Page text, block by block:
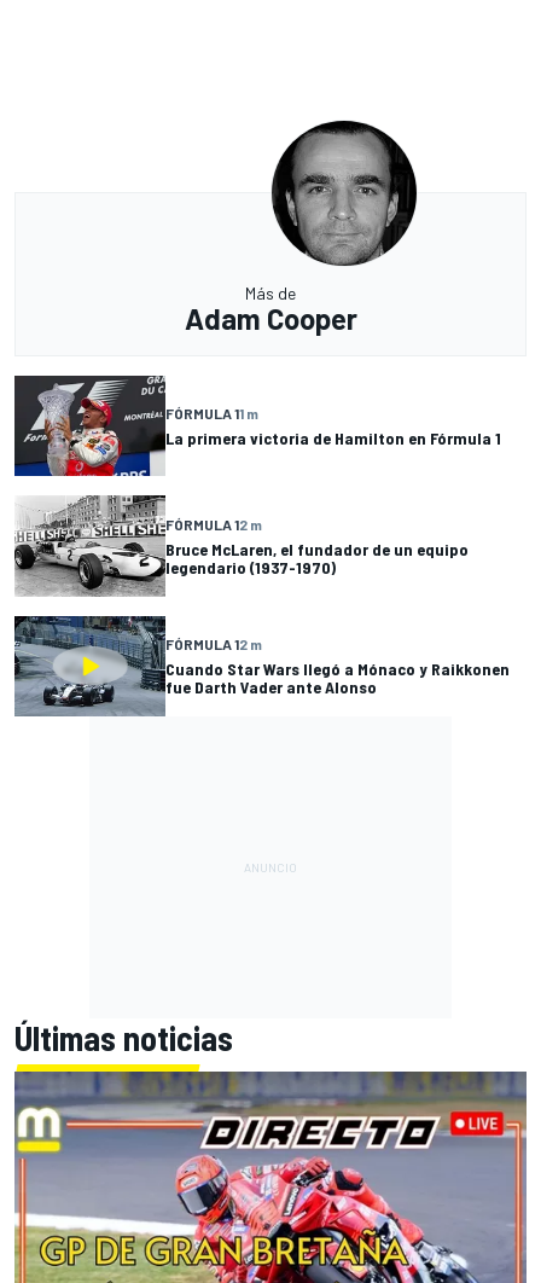
Más de
Adam Cooper
FÓRMULA 11 m
La primera victoria de Hamilton en Fórmula 1
FÓRMULA 12 m
Bruce McLaren, el fundador de un equipo
legendario (1937-1970)
FÓRMULA 12 m
Cuando Star Wars llegó a Mónaco y Raikkonen
fue Darth Vader ante Alonso
Últimas noticias